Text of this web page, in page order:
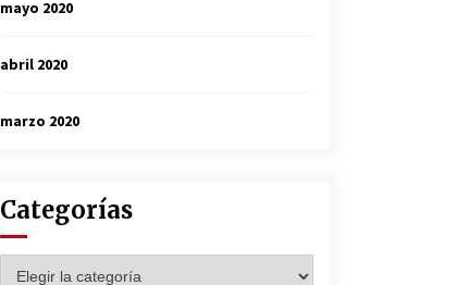
mayo 2020
abril 2020
marzo 2020
Categorías